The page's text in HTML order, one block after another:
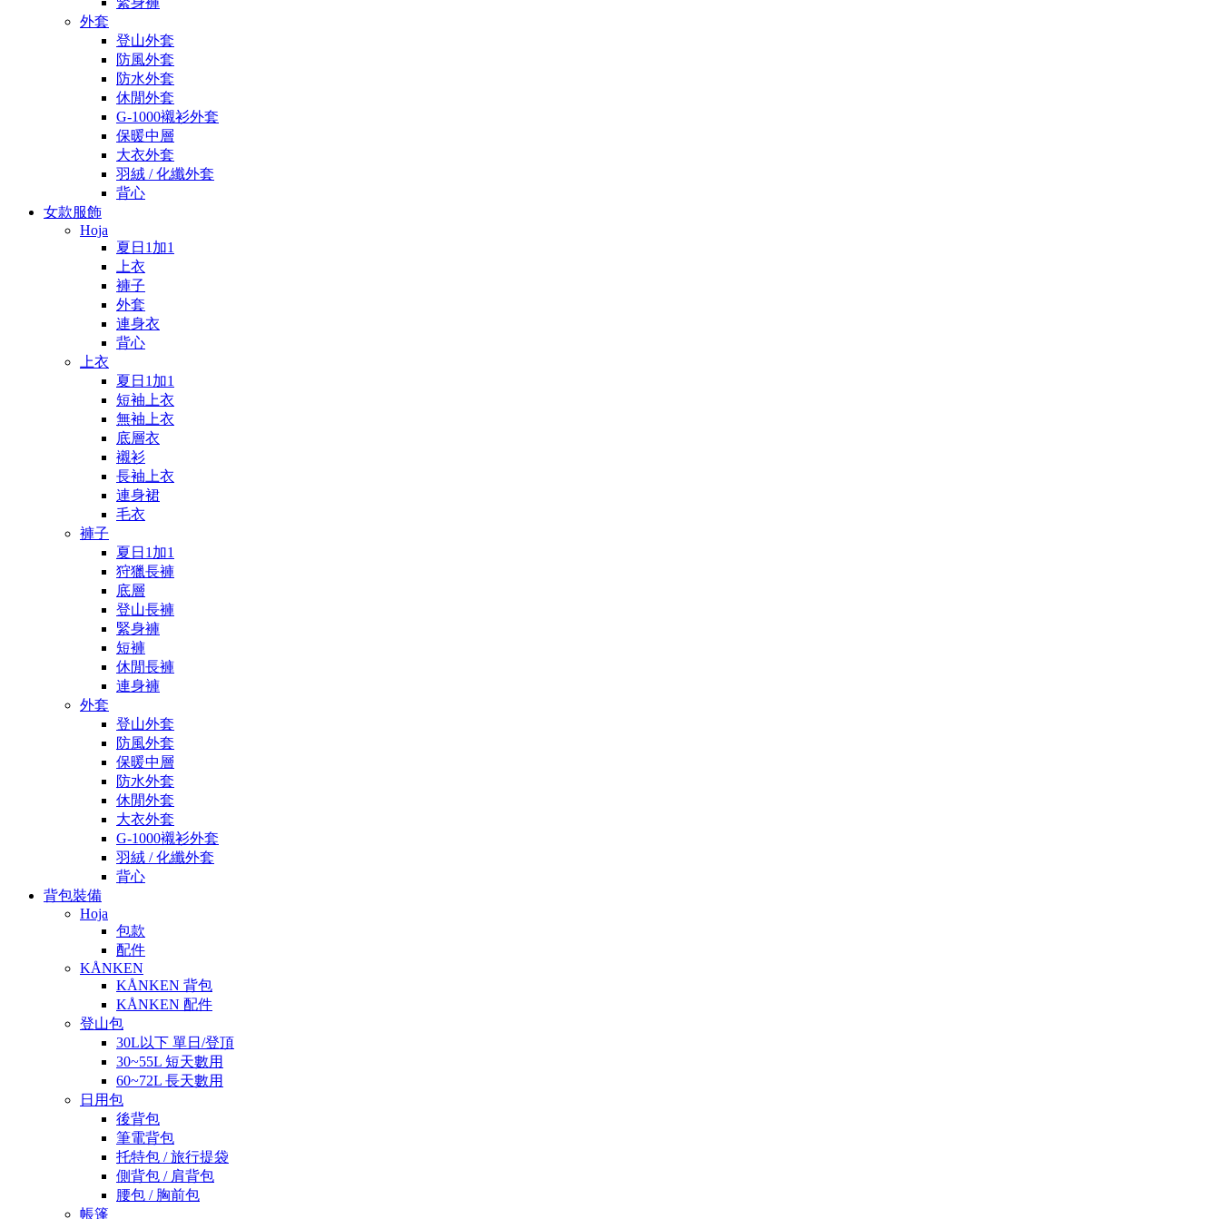
外套
登山外套
防風外套
防水外套
休閒外套
G-1000襯衫外套
保暖中層
大衣外套
羽絨 / 化纖外套
背心
女款服飾
Hoja
夏日1加1
上衣
褲子
外套
連身衣
背心
上衣
夏日1加1
短袖上衣
無袖上衣
底層衣
襯衫
長袖上衣
連身裙
毛衣
褲子
夏日1加1
狩獵長褲
底層
登山長褲
緊身褲
短褲
休閒長褲
連身褲
外套
登山外套
防風外套
保暖中層
防水外套
休閒外套
大衣外套
G-1000襯衫外套
羽絨 / 化纖外套
背心
背包裝備
Hoja
包款
配件
KÅNKEN
KÅNKEN 背包
KÅNKEN 配件
登山包
30L以下 單日/登頂
30~55L 短天數用
60~72L 長天數用
日用包
後背包
筆電背包
托特包 / 旅行提袋
側背包 / 肩背包
腰包 / 胸前包
帳篷